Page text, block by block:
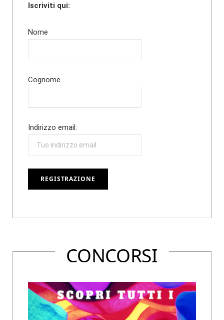
Iscriviti qui:
Nome
Cognome
Indirizzo email:
CONCORSI